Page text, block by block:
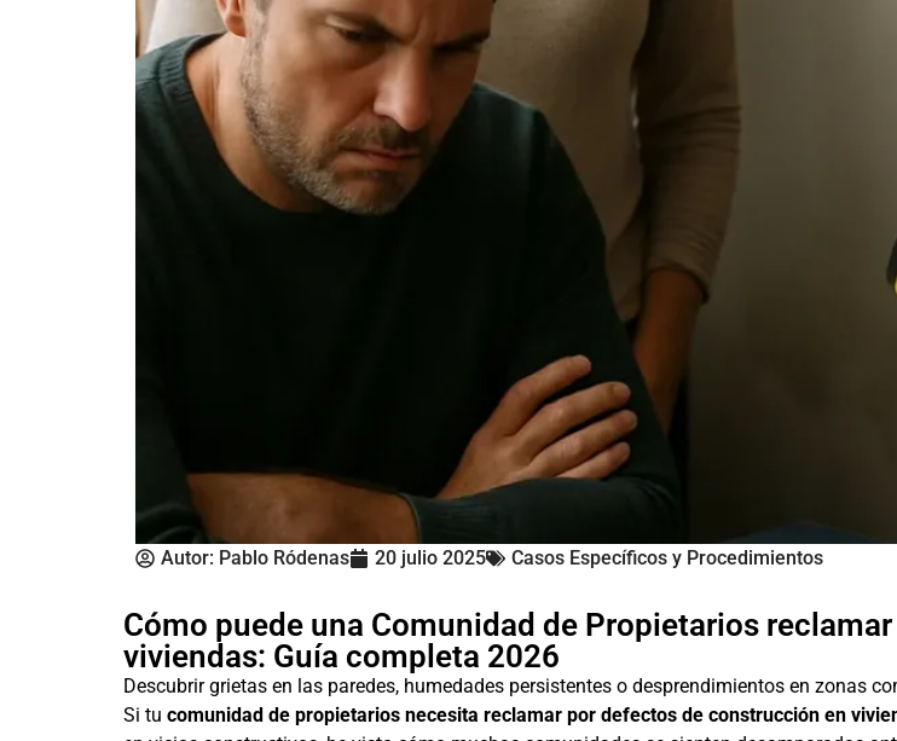
Autor: Pablo Ródenas 20 julio 2025 Casos Específicos y Procedimientos
Cómo puede una Comunidad de Propietarios
viviendas: Guía completa 2026
Descubrir grietas en las paredes, humedades persistentes o desprendimientos en zonas
Si tu comunidad de propietarios necesita reclamar por defectos de construcción en